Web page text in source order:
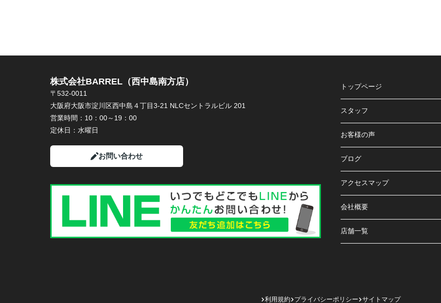
株式会社BARREL（西中島南方店）
〒532-0011
大阪府大阪市淀川区西中島４丁目3-21 NLCセントラルビル 201
営業時間： 10：00～19：00
定休日： 水曜日
お問い合わせ
トップページ
スタッフ
お客様の声
ブログ
アクセスマップ
会社概要
店舗一覧
利用規約 プライバシーポリシー サイトマップ